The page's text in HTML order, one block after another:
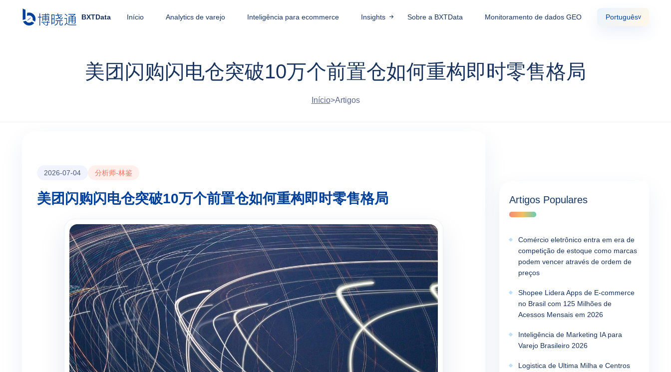
BXTData Início Analytics de varejo Inteligência para ecommerce Insights Sobre a BXTData Monitoramento de dados GEO Portuguêsv
美团闪购闪电仓突破10万个前置仓如何重构即时零售格局
Início>Artigos
2026-07-04 分析师-林鉴
美团闪购闪电仓突破10万个前置仓如何重构即时零售格局 Artigos Populares
Comércio eletrônico entra em era de
competição de estoque como marcas
podem vencer através de ordem de
preços
Shopee Lidera Apps de E-commerce
no Brasil com 125 Milhões de
Acessos Mensais em 2026
Inteligência de Marketing IA para
Varejo Brasileiro 2026
Logistica de Ultima Milha e Centros